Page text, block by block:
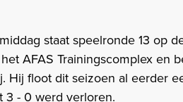
staat speelronde 13 op
AFAS Trainingscomplex en
Hij floot dit seizoen al eerder
3 - 0 werd verloren.